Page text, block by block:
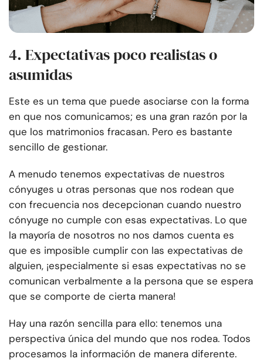
4. Expectativas poco realistas o
asumidas
Este es un tema que puede asociarse con la forma
en que nos comunicamos; es una gran razón por la
que los matrimonios fracasan. Pero es bastante
sencillo de gestionar.
A menudo tenemos expectativas de nuestros
cónyuges u otras personas que nos rodean que
con frecuencia nos decepcionan cuando nuestro
cónyuge no cumple con esas expectativas. Lo que
la mayoría de nosotros no nos damos cuenta es
que es imposible cumplir con las expectativas de
alguien, ¡especialmente si esas expectativas no se
comunican verbalmente a la persona que se espera
que se comporte de cierta manera!
Hay una razón sencilla para ello: tenemos una
perspectiva única del mundo que nos rodea. Todos
procesamos la información de manera diferente.